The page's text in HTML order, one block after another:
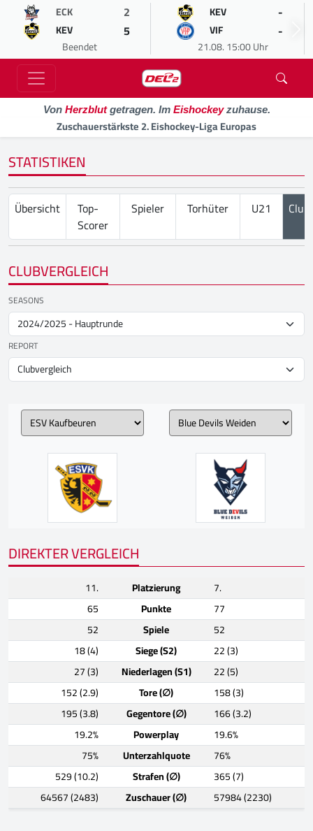
ECK 2
KEV 5
Beendet
KEV -
VIF -
21.08. 15:00 Uhr
Von Herzblutgetragen. Im Eishockeyzuhause.
Zuschauerstärkste 2. Eishockey-Liga Europas
STATISTIKEN
Übersicht
Top-
Scorer
Spieler Torhüter U21
CLUBVERGLEICH
SEASONS
REPORT
DIREKTER VERGLEICH
11. Platzierung
7.
65
Punkte
77
52
Spiele
52
18 (4)
Siege (S2)
22 (3)
27 (3)
Niederlagen (S1)
22 (5)
152 (2.9)
Tore (∅)
158 (3)
195 (3.8)
Gegentore (∅)
166 (3.2)
19.2%
Powerplay
19.6%
75%
Unterzahlquote
76%
529 (10.2)
Strafen (∅)
365 (7)
64567 (2483)
Zuschauer (∅) 57984 (2230)